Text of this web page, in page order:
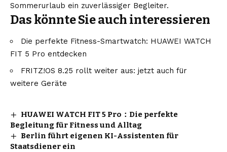
Sommerurlaub ein zuverlässiger Begleiter.
Das könnte Sie auch interessieren
Die perfekte Fitness-Smartwatch: HUAWEI WATCH
FIT 5 Pro entdecken
FRITZ!OS 8.25 rollt weiter aus: jetzt auch für
weitere Geräte
HUAWEI WATCH FIT 5 Pro：Die perfekte
Begleitung für Fitness und Alltag
Berlin führt eigenen KI-Assistenten für
Staatsdiener ein